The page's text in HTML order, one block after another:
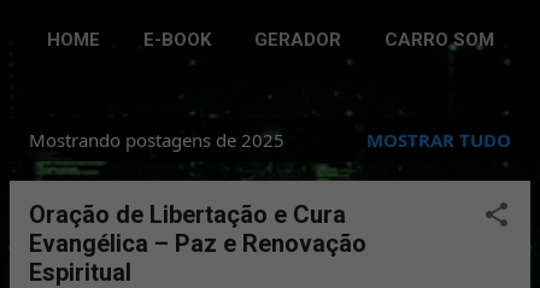
HOME E-BOOK GERADOR CARRO SOM
DELIVERY GIFS
BATE PAPO
Mostrando postagens de 2025 MOSTRAR TUDO
Oração de Libertação e Cura
Evangélica – Paz e Renovação
Espiritual